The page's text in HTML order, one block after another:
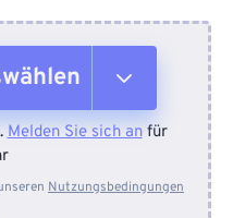
Melden Sie sich anfür
Nutzungsbedingungen